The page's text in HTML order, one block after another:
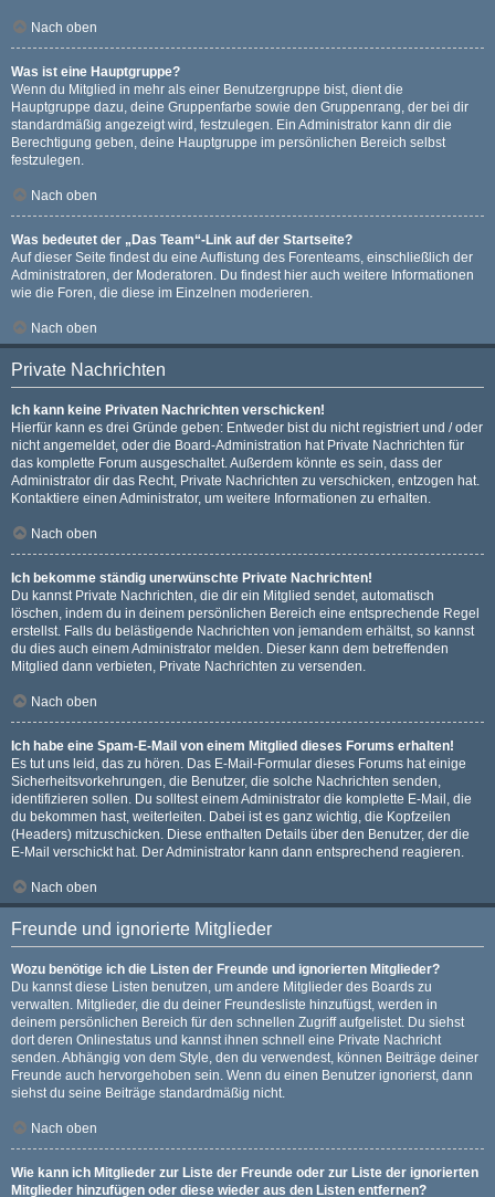
Nach oben
Was ist eine Hauptgruppe?
Wenn du Mitglied in mehr als einer Benutzergruppe bist, dient die
Hauptgruppe dazu, deine Gruppenfarbe sowie den Gruppenrang, der bei dir
standardmäßig angezeigt wird, festzulegen. Ein Administrator kann dir die
Berechtigung geben, deine Hauptgruppe im persönlichen Bereich selbst
festzulegen.
Nach oben
Was bedeutet der „Das Team“-Link auf der Startseite?
Auf dieser Seite findest du eine Auflistung des Forenteams, einschließlich der
Administratoren, der Moderatoren. Du findest hier auch weitere Informationen
wie die Foren, die diese im Einzelnen moderieren.
Nach oben
Private Nachrichten
Ich kann keine Privaten Nachrichten verschicken!
Hierfür kann es drei Gründe geben: Entweder bist du nicht registriert und / oder
nicht angemeldet, oder die Board-Administration hat Private Nachrichten für
das komplette Forum ausgeschaltet. Außerdem könnte es sein, dass der
Administrator dir das Recht, Private Nachrichten zu verschicken, entzogen hat.
Kontaktiere einen Administrator, um weitere Informationen zu erhalten.
Nach oben
Ich bekomme ständig unerwünschte Private Nachrichten!
Du kannst Private Nachrichten, die dir ein Mitglied sendet, automatisch
löschen, indem du in deinem persönlichen Bereich eine entsprechende Regel
erstellst. Falls du belästigende Nachrichten von jemandem erhältst, so kannst
du dies auch einem Administrator melden. Dieser kann dem betreffenden
Mitglied dann verbieten, Private Nachrichten zu versenden.
Nach oben
Ich habe eine Spam-E-Mail von einem Mitglied dieses Forums erhalten!
Es tut uns leid, das zu hören. Das E-Mail-Formular dieses Forums hat einige
Sicherheitsvorkehrungen, die Benutzer, die solche Nachrichten senden,
identifizieren sollen. Du solltest einem Administrator die komplette E-Mail, die
du bekommen hast, weiterleiten. Dabei ist es ganz wichtig, die Kopfzeilen
(Headers) mitzuschicken. Diese enthalten Details über den Benutzer, der die
E-Mail verschickt hat. Der Administrator kann dann entsprechend reagieren.
Nach oben
Freunde und ignorierte Mitglieder
Wozu benötige ich die Listen der Freunde und ignorierten Mitglieder?
Du kannst diese Listen benutzen, um andere Mitglieder des Boards zu
verwalten. Mitglieder, die du deiner Freundesliste hinzufügst, werden in
deinem persönlichen Bereich für den schnellen Zugriff aufgelistet. Du siehst
dort deren Onlinestatus und kannst ihnen schnell eine Private Nachricht
senden. Abhängig von dem Style, den du verwendest, können Beiträge deiner
Freunde auch hervorgehoben sein. Wenn du einen Benutzer ignorierst, dann
siehst du seine Beiträge standardmäßig nicht.
Nach oben
Wie kann ich Mitglieder zur Liste der Freunde oder zur Liste der ignorierten
Mitglieder hinzufügen oder diese wieder aus den Listen entfernen?